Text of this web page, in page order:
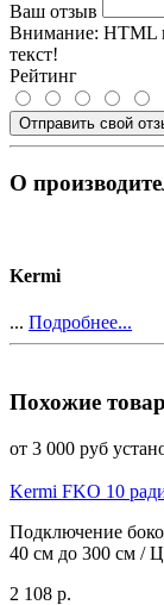
Ваш отзыв
Внимание: HTML
текст!
Рейтинг
Отправить свой
О
Kermi
... Подробнее...
Похожие
от 3 000 руб
Kermi FKO 10
Подключение
40 см до 300 см /
2 108 р.